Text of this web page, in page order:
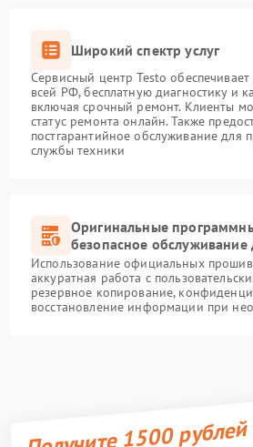
Широкий спектр услуг
Сервисный центр Testo обеспечивает
всей РФ, бесплатную диагностику и
включая срочный ремонт. Клиенты
статус ремонта онлайн. Также
постгарантийное обслуживание для
службы техники
Оригинальные
безопасное
Использование официальных
аккуратная работа с
резервное копирование,
восстановление информации при